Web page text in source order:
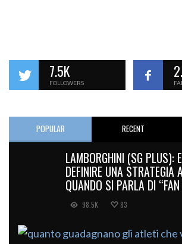
7.5K
FOLLOWERS
POPULAR RECENT
LAMBORGHINI (SG PLUS):
DEFINIRE UNA STRATEGIA
QUANDO SI PARLA DI “FAN
98.5K 83